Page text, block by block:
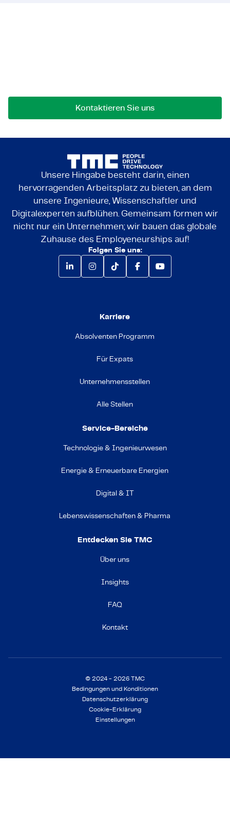
Kontaktieren Sie uns
Unsere Hingabe besteht darin, einen
hervorragenden Arbeitsplatz zu bieten, an dem
unsere Ingenieure, Wissenschaftler und
Digitalexperten aufblühen. Gemeinsam formen wir
nicht nur ein Unternehmen; wir bauen das globale
Zuhause des Employeneurships auf!
Folgen Sie uns:
Karriere
Absolventen Programm
Für Expats
Unternehmensstellen
Alle Stellen
Service-Bereiche
Technologie & Ingenieurwesen
Energie & Erneuerbare Energien
Digital & IT
Lebenswissenschaften & Pharma
Entdecken Sie TMC
Über uns
Insights
FAQ
Kontakt
© 2024 - 2026 TMC
Bedingungen und Konditionen
Datenschutzerklärung
Cookie-Erklärung
Einstellungen